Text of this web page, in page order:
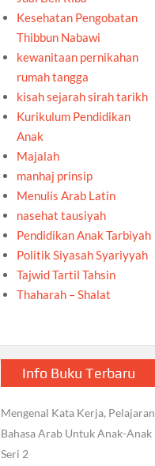
Kesehatan Pengobatan
Thibbun Nabawi
kewanitaan pernikahan
rumah tangga
kisah sejarah sirah tarikh
Kurikulum Pendidikan
Anak
Majalah
manhaj prinsip
Menulis Arab Latin
nasehat tausiyah
Pendidikan Anak Tarbiyah
Politik Siyasah Syariyyah
Tajwid Tartil Tahsin
Thaharah – Shalat
Info Buku Terbaru
Mengenal Kata Kerja, Pelajaran
Bahasa Arab Untuk Anak-Anak
Seri 2